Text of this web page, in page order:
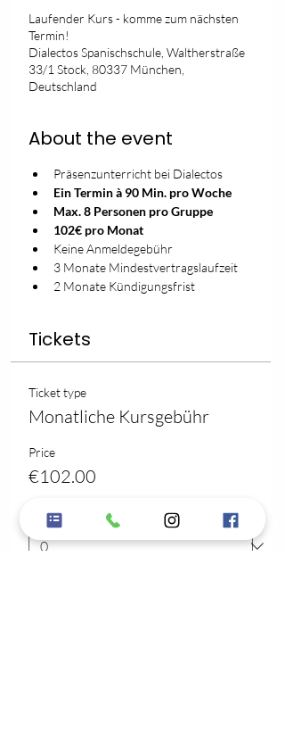
Laufender Kurs - komme zum nächsten
Termin!
Dialectos Spanischschule, Waltherstraße
33/1 Stock, 80337 München,
Deutschland
About the event
Präsenzunterricht bei Dialectos
Ein Termin à 90 Min. pro Woche
Max. 8 Personen pro Gruppe
102€ pro Monat
Keine Anmeldegebühr
3 Monate Mindestvertragslaufzeit
2 Monate Kündigungsfrist
Tickets
Ticket type
Monatliche Kursgebühr
Price
€102.00
Quantity